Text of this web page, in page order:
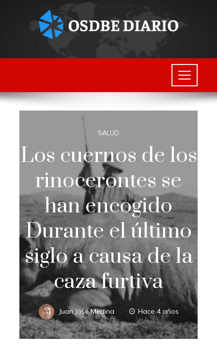
SALUD
Los cuernos de los
rinocerontes se
han encogido
Durante el último
siglo a causa de la
caza furtiva
Juan José Medina Hace 4 años